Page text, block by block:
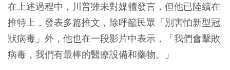
在上述過程中，川普雖未對媒體發言，但他已陸續在
推特上，發表多篇推文，除呼籲民眾「別害怕新型冠
狀病毒」外，他也在一段影片中表示，「我們會擊敗
病毒，我們有最棒的醫療設備和藥物。」